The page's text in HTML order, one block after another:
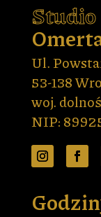
Studio
Ul.
53-138
woj.
NIP: